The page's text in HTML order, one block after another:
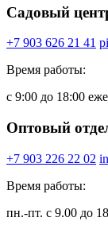
Садовый
+7 903 626 21 41
Время работы:
с 9:00 до 18:00
Оптовый
+7 903 226 22 02
Время работы:
пн.-пт. с 9.00 до